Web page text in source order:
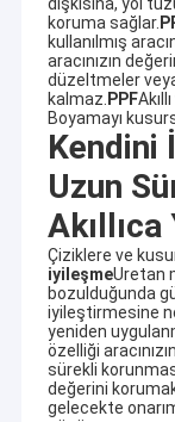
dışkısına, yol
koruma sağlar.
kullanılmış
aracınızın
düzeltmeler
kalmaz. PPF
Boyamayı
Kendini
Uzun
Akıllıca
Çiziklere ve
iyileşmeUretan
bozulduğunda
iyileştirmesine
yeniden
özelliği
sürekli
değerini
gelecekte